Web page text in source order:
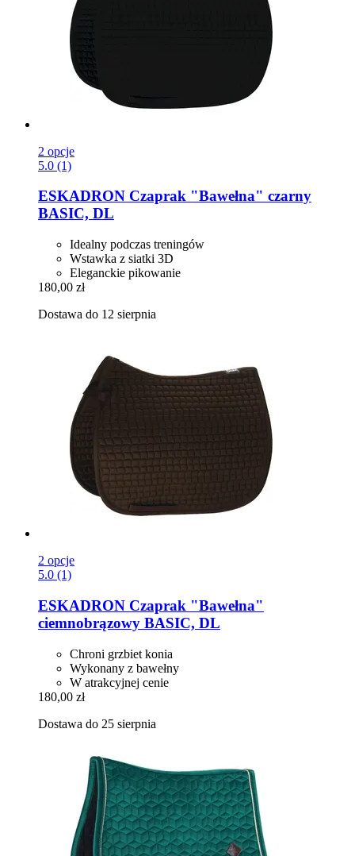
2 opcje
5.0 (1)
ESKADRON Czaprak "Bawełna" czarny
BASIC, DL
Idealny podczas treningów
Wstawka z siatki 3D
Eleganckie pikowanie
180,00 zł
Dostawa do 12 sierpnia
2 opcje
5.0 (1)
ESKADRON Czaprak "Bawełna"
ciemnobrązowy BASIC, DL
Chroni grzbiet konia
Wykonany z bawełny
W atrakcyjnej cenie
180,00 zł
Dostawa do 25 sierpnia